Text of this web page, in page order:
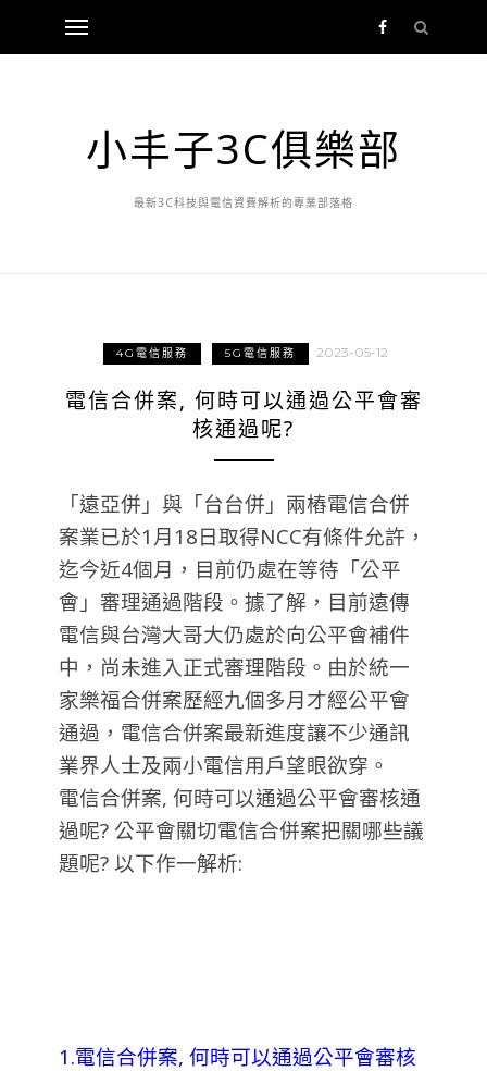
小丰子3C俱樂部
最新3C科技與電信資費解析的專業部落格
4G電信服務 5G電信服務 2023-05-12
電信合併案, 何時可以通過公平會審
核通過呢?
「遠亞併」與「台台併」兩樁電信合併
案業已於1月18日取得NCC有條件允許，
迄今近4個月 ，目前仍處在等待「公平
會」審理通過階段。據了解，目前遠傳
電信與台灣大哥大仍處於向公平會補件
中，尚未進入正式審理階段。由於統一
家樂福合併案歷經九個多月才經公平會
通過，電信合併案最新進度讓不少通訊
業界人士及兩小電信用戶望眼欲穿。
電信合併案, 何時可以通過公平會審核通
過呢? 公平會關切電信合併案把關哪些議
題呢? 以下作一解析:
1.電信合併案, 何時可以通過公平會審核